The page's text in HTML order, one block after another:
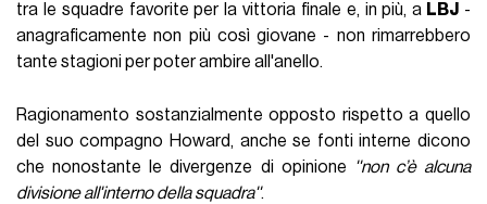
tra le squadre favorite per la vittoria finale e, in più, a LBJ -
anagraficamente non più così giovane - non rimarrebbero
tante stagioni per poter ambire all'anello.
Ragionamento sostanzialmente opposto rispetto a quello
del suo compagno Howard, anche se fonti interne dicono
che nonostante le divergenze di opinione
''non c’è alcuna
divisione all'interno della squadra''.